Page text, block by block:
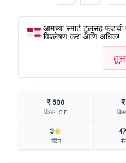
आमच्या स्मार्ट टूलसह फंडची
विश्लेषण करा आणि अधिक!
₹ 500
किमान SIP
3
रेटिंग